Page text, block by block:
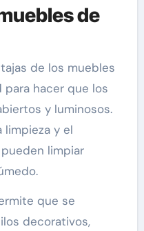
de
de los muebles
hacer que los
y luminosos.
limpieza y el
limpiar
que se
decorativos,